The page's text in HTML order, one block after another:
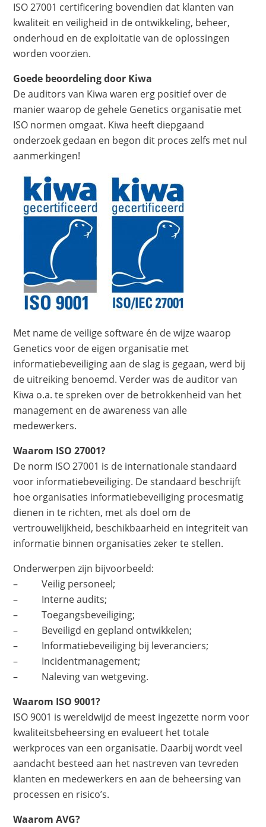
ISO 27001 certificering bovendien dat klanten van
kwaliteit en veiligheid in de ontwikkeling, beheer,
onderhoud en de exploitatie van de oplossingen
worden voorzien.
Goede beoordeling door Kiwa
De auditors van Kiwa waren erg positief over de
manier waarop de gehele Genetics organisatie met
ISO normen omgaat. Kiwa heeft diepgaand
onderzoek gedaan en begon dit proces zelfs met nul
aanmerkingen!
Met name de veilige software én de wijze waarop
Genetics voor de eigen organisatie met
informatiebeveiliging aan de slag is gegaan, werd bij
de uitreiking benoemd. Verder was de auditor van
Kiwa o.a. te spreken over de betrokkenheid van het
management en de awareness van alle
medewerkers.
Waarom ISO 27001?
De norm ISO 27001 is de internationale standaard
voor informatiebeveiliging. De standaard beschrijft
hoe organisaties informatiebeveiliging procesmatig
dienen in te richten, met als doel om de
vertrouwelijkheid, beschikbaarheid en integriteit van
informatie binnen organisaties zeker te stellen.
Onderwerpen zijn bijvoorbeeld:
– Veilig personeel;
– Interne audits;
– Toegangsbeveiliging;
– Beveiligd en gepland ontwikkelen;
– Informatiebeveiliging bij leveranciers;
– Incidentmanagement;
– Naleving van wetgeving.
Waarom ISO 9001?
ISO 9001 is wereldwijd de meest ingezette norm voor
kwaliteitsbeheersing en evalueert het totale
werkproces van een organisatie. Daarbij wordt veel
aandacht besteed aan het nastreven van tevreden
klanten en medewerkers en aan de beheersing van
processen en risico’s.
Waarom AVG?